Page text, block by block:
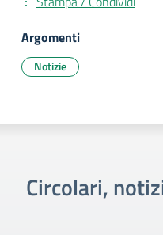
Argomenti
Notizie
Circolari,